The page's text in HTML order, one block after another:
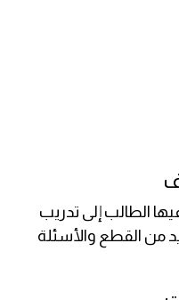
الطالب إلى تدريب
من القطع والأسئلة